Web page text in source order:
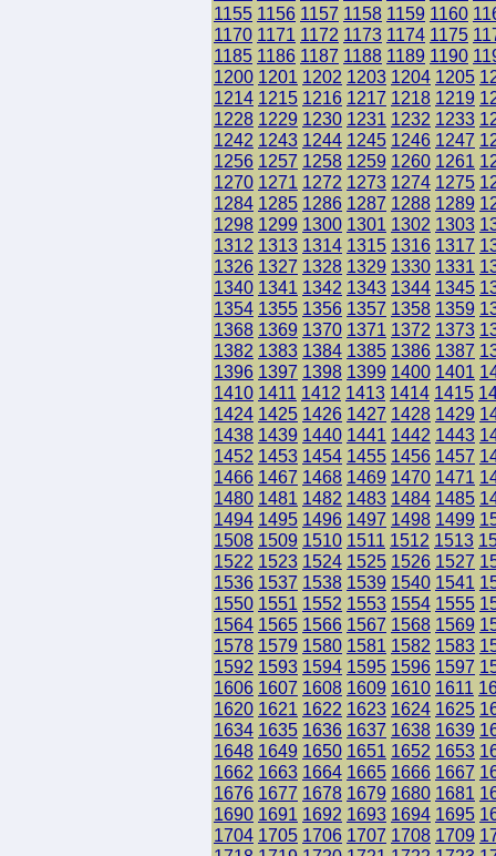
1155 1156 1157 1158 1159 1160
1170 1171 1172 1173 1174 1175
1185 1186 1187 1188 1189 1190
1200 1201 1202 1203 1204 1205
1214 1215 1216 1217 1218 1219
1228 1229 1230 1231 1232 1233
1242 1243 1244 1245 1246 1247
1256 1257 1258 1259 1260 1261
1270 1271 1272 1273 1274 1275
1284 1285 1286 1287 1288 1289
1298 1299 1300 1301 1302 1303
1312 1313 1314 1315 1316 1317
1326 1327 1328 1329 1330 1331
1340 1341 1342 1343 1344 1345
1354 1355 1356 1357 1358 1359
1368 1369 1370 1371 1372 1373
1382 1383 1384 1385 1386 1387
1396 1397 1398 1399 1400 1401
1410 1411 1412 1413 1414 1415
1424 1425 1426 1427 1428 1429
1438 1439 1440 1441 1442 1443
1452 1453 1454 1455 1456 1457
1466 1467 1468 1469 1470 1471
1480 1481 1482 1483 1484 1485
1494 1495 1496 1497 1498 1499
1508 1509 1510 1511 1512 1513
1522 1523 1524 1525 1526 1527
1536 1537 1538 1539 1540 1541
1550 1551 1552 1553 1554 1555
1564 1565 1566 1567 1568 1569
1578 1579 1580 1581 1582 1583
1592 1593 1594 1595 1596 1597
1606 1607 1608 1609 1610 1611
1620 1621 1622 1623 1624 1625
1634 1635 1636 1637 1638 1639
1648 1649 1650 1651 1652 1653
1662 1663 1664 1665 1666 1667
1676 1677 1678 1679 1680 1681
1690 1691 1692 1693 1694 1695
1704 1705 1706 1707 1708 1709